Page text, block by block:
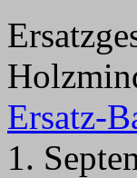
Ersatz-
1.